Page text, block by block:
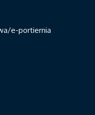
e-portiernia